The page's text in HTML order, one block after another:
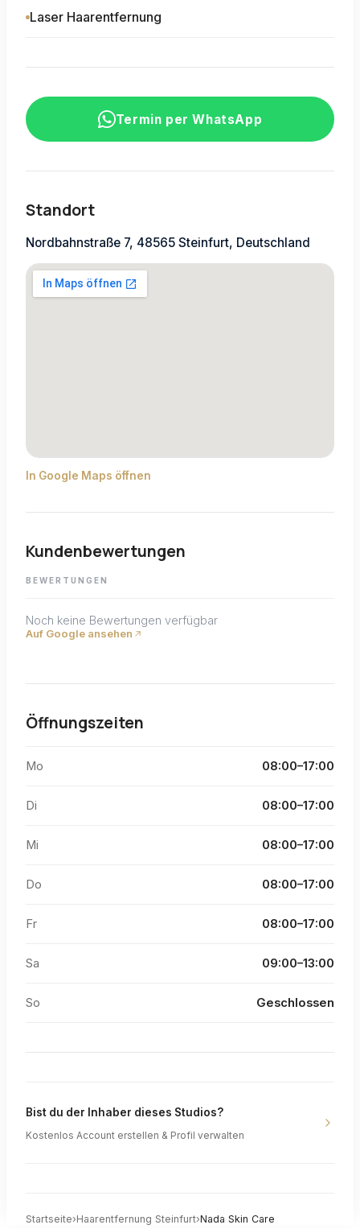
Laser Haarentfernung
Termin per WhatsApp
Standort
Nordbahnstraße 7, 48565 Steinfurt, Deutschland
In Google Maps öffnen
Kundenbewertungen
BEWERTUNGEN
Noch keine Bewertungen verfügbar
Auf Google ansehen
Öffnungszeiten
Mo 08:00–17:00
Di 08:00–17:00
Mi 08:00–17:00
Do 08:00–17:00
Fr 08:00–17:00
Sa 09:00–13:00
So Geschlossen
Bist du der Inhaber dieses Studios?
Kostenlos Account erstellen & Profil verwalten
Startseite›Haarentfernung Steinfurt›Nada Skin Care